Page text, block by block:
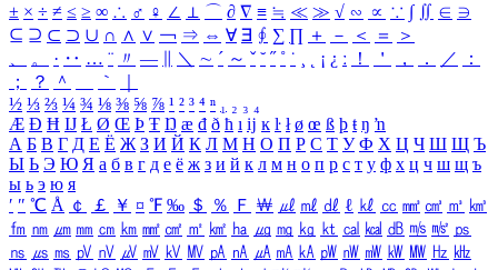
± × ÷ ≠ ≤ ≥ ∞ ∴ ♂ ♀ ∠ ⊥ ⌒ ∂ ∇ ≡ ≒ ≪ ≫ √ ∽ ∝ ∵ ∫ ∬ ∈ ∋
⊆ ⊇ ⊂ ⊃ ∪ ∩ ∧ ∨ ￢ ⇒ ⇔ ∀ ∃ ∮ ∑ ∏ ＋ － ＜ ＝
＞
、
。 · ‥ … ¨ 〃 ― ＼ ∼ ´ ～ ˇ ˘ ˝ ˚ ˙ ¸ ¡ ¿ ː ！ ＇ ， ． ／
：
；
？ ＾ ｀
½ ⅓ ⅔ ¼ ¾ ⅛ ⅜ ⅝ ⅞ ¹ ² ³ ⁴ ⁿ ₁ ₂ ₃ ₄
Æ Ð Ħ Ĳ Ł Ø Œ Þ Ŧ Ŋ æ đ ð ħ ı ĳ ĸ ŀ ł ø œ ß þ ŧ ŋ ŉ
А Б В Г Д Е Ё Ж З И Й К Л М Н О П Р С Т У Ф Х Ц Ч Ш Щ Ъ
Ы Ь Э Ю Я а б в г д е ё ж з и й к л м н о п р с т у ф х ц ч ш щ ъ
ы ь э ю я
′ ″ ℃ Å ￠ ￡ ￥ ¤ ℉ ‰ ＄ ％ Ｆ ￦ ㎕ ㎖ ㎗ ℓ ㎘ ㏄ ㎣ ㎤ ㎥ ㎦
㎙ ㎚ ㎛ ㎜ ㎝ ㎞ ㎟ ㎠ ㎡ ㎢ ㏊ ㎍ ㎎ ㎏ ㏏ ㎈ ㎉ ㏈ ㎧ ㎨ ㎰
㎱ ㎲ ㎳ ㎴ ㎵ ㎶ ㎷ ㎸ ㎹ ㎀ ㎁ ㎂ ㎃ ㎄ ㎺ ㎻ ㎽ ㎾ ㎿ ㎐ ㎑